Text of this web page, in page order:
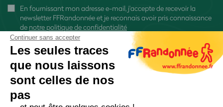
En fournissant mon adresse e-mail, j'accepte de recevoir la
newsletter FFRandonnée et je reconnais avoir pris connaissance
de notre politique de confidentialité
Continuer sans accepter
Les seules traces
que nous laissons
sont celles de nos
pas